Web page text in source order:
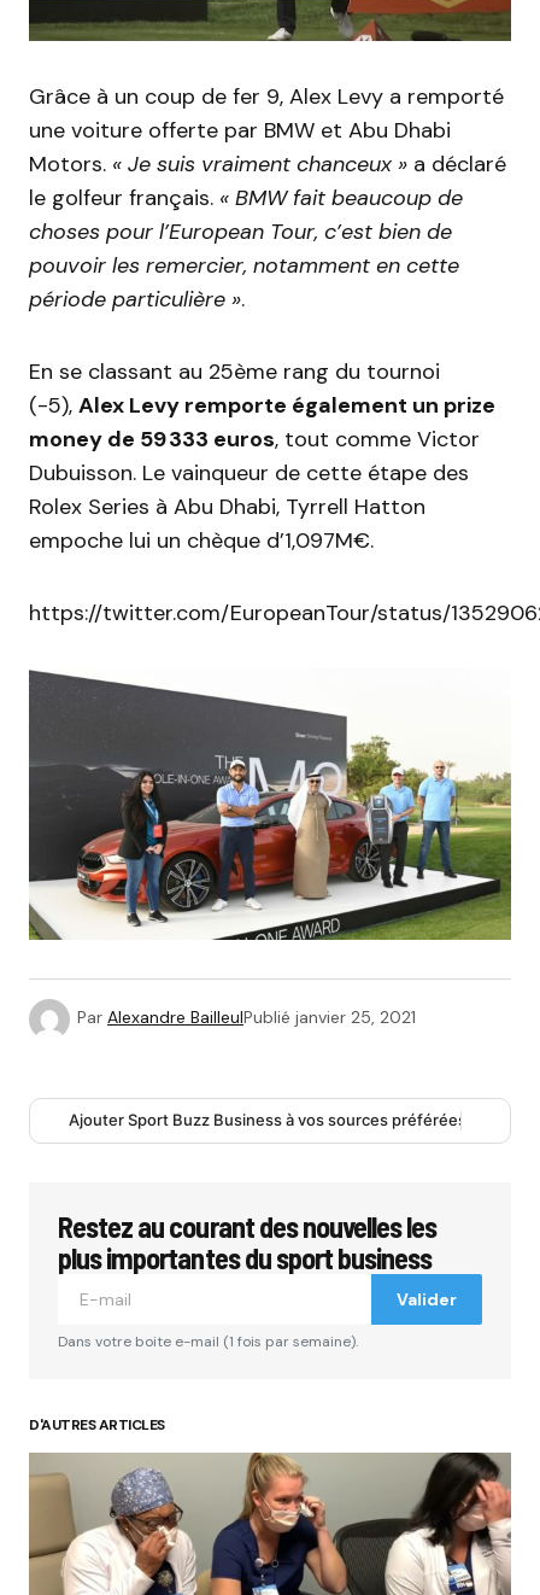
Grâce à un coup de fer 9, Alex Levy a remporté
une voiture offerte par BMW et Abu Dhabi
Motors. « Je suis vraiment chanceux » a déclaré
le golfeur français. « BMW fait beaucoup de
choses pour l’European Tour, c’est bien de
pouvoir les remercier, notamment en cette
période particulière ».
En se classant au 25ème rang du tournoi
(-5), Alex Levy remporte également un prize
money de 59 333 euros, tout comme Victor
Dubuisson. Le vainqueur de cette étape des
Rolex Series à Abu Dhabi, Tyrrell Hatton
empoche lui un chèque d’1,097M€.
https://twitter.com/EuropeanTour/status/
Par Alexandre BailleulPublié janvier 25, 2021
Ajouter Sport Buzz Business à vos sources préférées
Restez au courant des nouvelles les
plus importantes du sport business
Valider
Dans votre boite e-mail (1 fois par semaine).
D'AUTRES ARTICLES